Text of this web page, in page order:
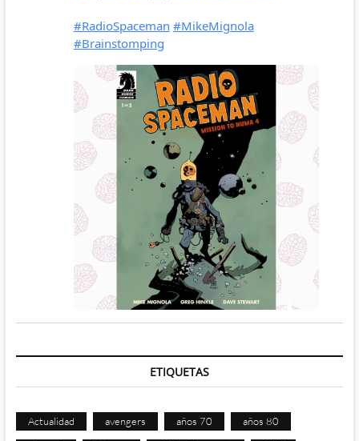
ETIQUETAS
Actualidad avengers años 70 años 80